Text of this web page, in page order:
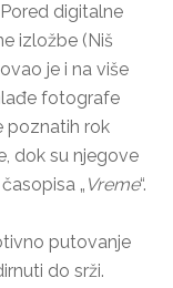
digitalne
izložbe (Niš
je i na više
fotografe
poznatih rok
dok su njegove
„ Vreme“.
putovanje
do srži.